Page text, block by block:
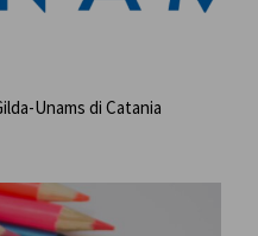
Unams di Catania